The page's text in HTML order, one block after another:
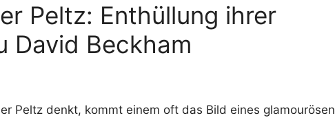
Peltz: Enthüllung ihrer
David Beckham
Peltz denkt, kommt einem oft das Bild eines glamourösen